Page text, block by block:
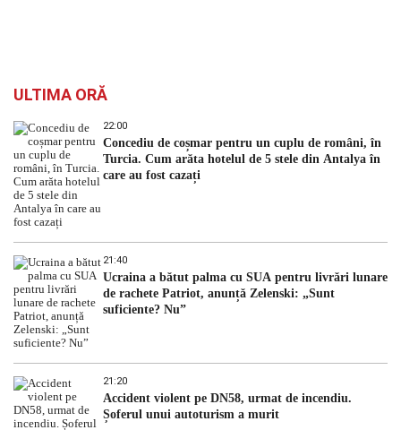
ULTIMA ORĂ
22:00
Concediu de coșmar pentru un cuplu de români, în
Turcia. Cum arăta hotelul de 5 stele din Antalya în
care au fost cazați
21:40
Ucraina a bătut palma cu SUA pentru livrări lunare
de rachete Patriot, anunță Zelenski: „Sunt
suficiente? Nu”
21:20
Accident violent pe DN58, urmat de incendiu.
Șoferul unui autoturism a murit